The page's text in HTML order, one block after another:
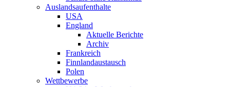
Auslandsaufenthalte
USA
England
Aktuelle Berichte
Archiv
Frankreich
Finnlandaustausch
Polen
Wettbewerbe